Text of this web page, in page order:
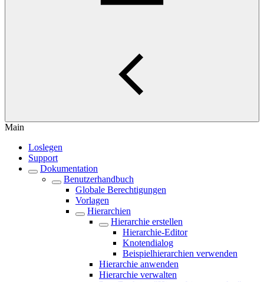
Main
Loslegen
Support
Dokumentation
Benutzerhandbuch
Globale Berechtigungen
Vorlagen
Hierarchien
Hierarchie erstellen
Hierarchie-Editor
Knotendialog
Beispielhierarchien verwenden
Hierarchie anwenden
Hierarchie verwalten